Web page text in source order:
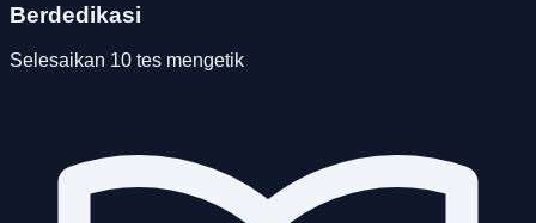
Berdedikasi
Selesaikan 10 tes mengetik